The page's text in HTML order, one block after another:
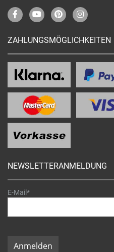
ZAHLUNGSMÖGLICHKEITEN
NEWSLETTERANMELDUNG
E-Mail*
Anmelden